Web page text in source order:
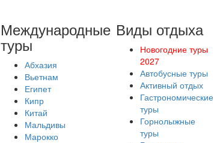
Международные
туры
Абхазия
Вьетнам
Египет
Кипр
Китай
Мальдивы
Марокко
Виды отдыха
Новогодние туры
2027
Автобусные туры
Активный отдых
Гастрономические
туры
Горнолыжные
туры